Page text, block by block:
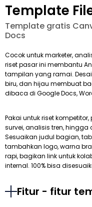
Template
Template gratis
Docs
Cocok untuk marketer,
riset pasar ini membantu
tampilan yang ramai.
biru, dan hijau membuat
dibaca di Google Docs,
Pakai untuk riset
survei, analisis tren,
Sesuaikan judul bagian,
tambahkan logo, warna
rapi, bagikan link untuk
internal. 100% bisa
Fitur - fitur